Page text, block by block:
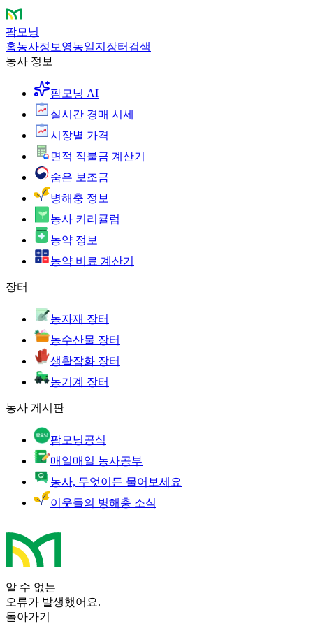
팜모닝
홈농사정보 영농일지 장터 검색
농사 정보
팜모닝 AI
실시간 경매 시세
시장별 가격
면적 직불금 계산기
숨은 보조금
병해충 정보
농사 커리큘럼
농약 정보
농약 비료 계산기
장터
농자재 장터
농수산물 장터
생활잡화 장터
농기계 장터
농사 게시판
팜모닝공식
매일매일 농사공부
농사, 무엇이든 물어보세요
이웃들의 병해충 소식
알 수 없는
오류가 발생했어요.
돌아가기